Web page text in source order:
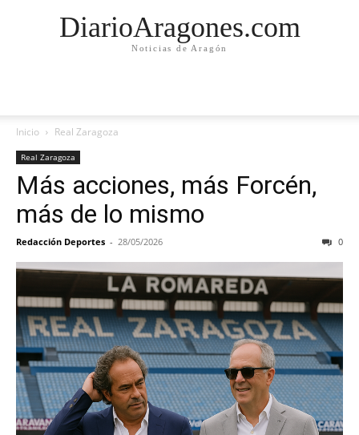
DiarioAragones.com
Noticias de Aragón
Inicio Real Zaragoza
Real Zaragoza
Más acciones, más Forcén,
más de lo mismo
Redacción Deportes - 28/05/2026 0